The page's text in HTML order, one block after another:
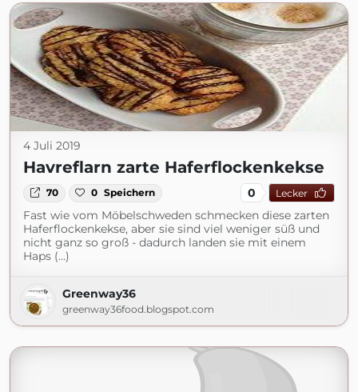
4 Juli 2019
Havreflarn zarte Haferflockenkekse
70 0 Speichern 0 Lecker
Fast wie vom Möbelschweden schmecken diese zarten
Haferflockenkekse, aber sie sind viel weniger süß und
nicht ganz so groß - dadurch landen sie mit einem
Haps (...)
Greenway36
greenway36food.blogspot.com